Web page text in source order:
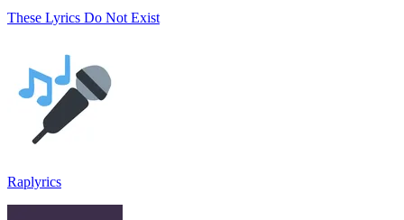
These Lyrics Do Not Exist
Raplyrics